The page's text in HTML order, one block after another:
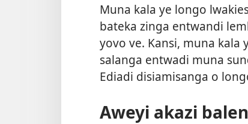
Muna kala ye longo
bateka zinga entwandi
yovo ve. Kansi, muna kala
salanga entwadi muna
Ediadi disiamisanga o
Aweyi akazi